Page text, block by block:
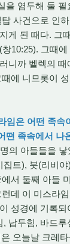
을 염두해 둘 필
사건으로 인
게 된 때다. 그
10:25). 그때
니까 벨렉의 때
에 니므롯이
임은 어떤 족속
떤 족속에서 나
의 아들들을
트), 붓(리비
서 둘째 아들
데 이 미스라
성경에 기록
납두힘, 바드루
오늘날 크레